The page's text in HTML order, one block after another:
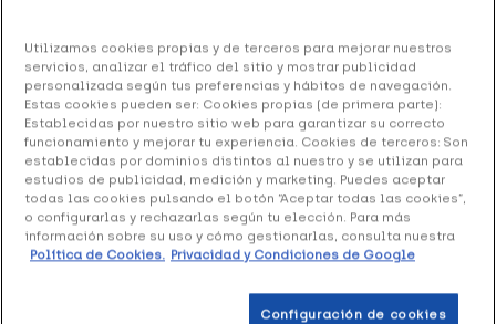
Rollator con Frenos a Presión Rojo, 1 Unidad
95.96 €
+ 192 puntosHealthies
Rollator con Frenos a Presión Rojoes una andadera con
asiento acolchado incluido que dispone de 4 ruedas
un modelo práctico y cómodo.
Utilizamos cookies propias y de terceros para mejorar nuestros
servicios, analizar el tráfico del sitio y mostrar publicidad
personalizada según tus preferencias y hábitos de navegación.
Estas cookies pueden ser: Cookies propias (de primera parte):
Establecidas por nuestro sitio web para garantizar su correcto
funcionamiento y mejorar tu experiencia. Cookies de terceros: Son
establecidas por dominios distintos al nuestro y se utilizan para
estudios de publicidad, medición y marketing. Puedes aceptar
todas las cookies pulsando el botón “Aceptar todas las cookies”,
o configurarlas y rechazarlas según tu elección. Para más
información sobre su uso y cómo gestionarlas, consulta nuestra
Política de Cookies. Privacidad y Condiciones de Google
Configuración de cookies